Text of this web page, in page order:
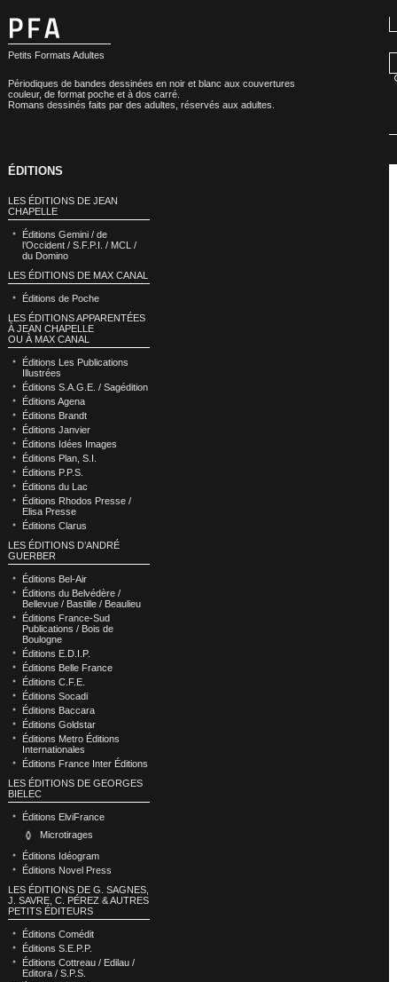
Petits Formats Adultes
Périodiques de bandes dessinées en noir et blanc aux couvertures
couleur, de format poche et à dos carré.
Romans dessinés faits par des adultes, réservés aux adultes.
ÉDITIONS
LES ÉDITIONS DE JEAN
CHAPELLE
Éditions Gemini / de
l’Occident / S.F.P.I. / MCL /
du Domino
LES ÉDITIONS DE MAX CANAL
Éditions de Poche
LES ÉDITIONS APPARENTÉES
À JEAN CHAPELLE
OU À MAX CANAL
Éditions Les Publications
Illustrées
Éditions S.A.G.E. / Sagédition
Éditions Agena
Éditions Brandt
Éditions Janvier
Éditions Idées Images
Éditions Plan, S.I.
Éditions P.P.S.
Éditions du Lac
Éditions Rhodos Presse /
Elisa Presse
Éditions Clarus
LES ÉDITIONS D’ANDRÉ
GUERBER
Éditions Bel-Air
Éditions du Belvédère /
Bellevue / Bastille / Beaulieu
Éditions France-Sud
Publications / Bois de
Boulogne
Éditions E.D.I.P.
Éditions Belle France
Éditions C.F.E.
Éditions Socadi
Éditions Baccara
Éditions Goldstar
Éditions Metro Éditions
Internationales
Éditions France Inter Éditions
LES ÉDITIONS DE GEORGES
BIELEC
Éditions ElviFrance
Microtirages
Éditions Idéogram
Éditions Novel Press
LES ÉDITIONS DE G. SAGNES,
J. SAVRE, C. PÉREZ & AUTRES
PETITS ÉDITEURS
Éditions Comédit
Éditions S.E.P.P.
Éditions Cottreau / Edilau /
Editora / S.P.S.